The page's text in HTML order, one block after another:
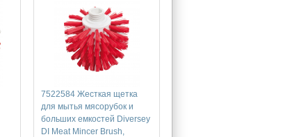
7522584 Жесткая щетка
для мытья мясорубок и
больших емкостей Diversey
DI Meat Mincer Brush,